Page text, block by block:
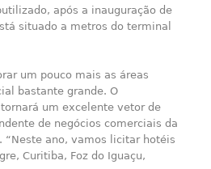
após a inauguração de
situado a metros do terminal
um pouco mais as áreas
bastante grande. O
um excelente vetor de
de negócios comerciais da
“Neste ano, vamos licitar hotéis
Curitiba, Foz do Iguaçu,